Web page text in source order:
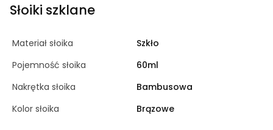
Słoiki szklane
Materiał słoika
Szkło
Pojemność słoika
60ml
Nakrętka słoika
Bambusowa
Kolor słoika
Brązowe